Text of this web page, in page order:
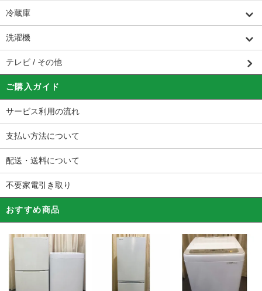
冷蔵庫
洗濯機
テレビ / その他
ご購入ガイド
サービス利用の流れ
支払い方法について
配送・送料について
不要家電引き取り
おすすめ商品